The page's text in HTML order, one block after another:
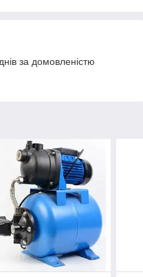
за домовленістю